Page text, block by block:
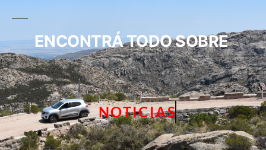
ENCONTRÁ TODO SOBRE
NOTICIAS